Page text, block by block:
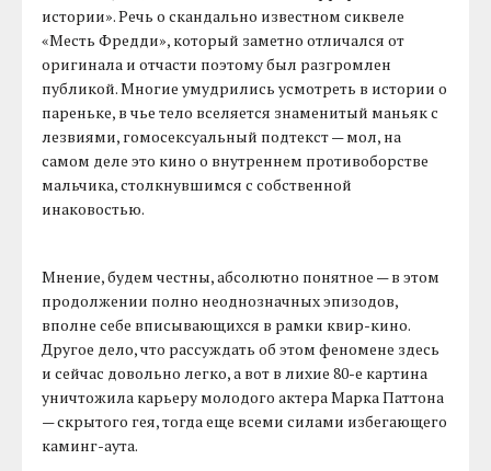
истории». Речь о скандально известном сиквеле
«Месть Фредди», который заметно отличался от
оригинала и отчасти поэтому был разгромлен
публикой. Многие умудрились усмотреть в истории о
пареньке, в чье тело вселяется знаменитый маньяк с
лезвиями, гомосексуальный подтекст — мол, на
самом деле это кино о внутреннем противоборстве
мальчика, столкнувшимся с собственной
инаковостью.
Мнение, будем честны, абсолютно понятное — в этом
продолжении полно неоднозначных эпизодов,
вполне себе вписывающихся в рамки квир-кино.
Другое дело, что рассуждать об этом феномене здесь
и сейчас довольно легко, а вот в лихие 80-е картина
уничтожила карьеру молодого актера Марка Паттона
— скрытого гея, тогда еще всеми силами избегающего
каминг-аута.